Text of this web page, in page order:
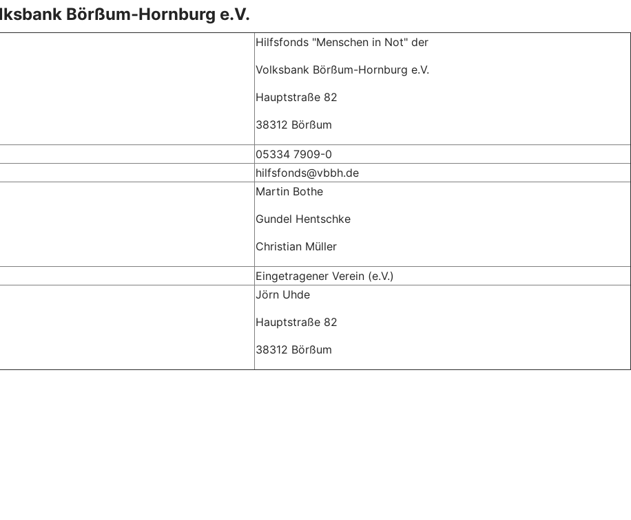
Börßum-Hornburg e.V.
Hilfsfonds "Menschen in Not" der
Volksbank Börßum-Hornburg e.V.
Hauptstraße 82
38312 Börßum
05334 7909-0
hilfsfonds@vbbh.de
Martin Bothe
Gundel Hentschke
Christian Müller
Eingetragener Verein (e.V.)
Jörn Uhde
Hauptstraße 82
38312 Börßum